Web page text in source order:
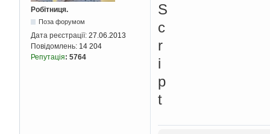
Робітниця.
Поза форумом
Дата реєстрації: 27.06.2013
Повідомлень: 14 204
Репутація: 5764
S
c
r
i
p
t